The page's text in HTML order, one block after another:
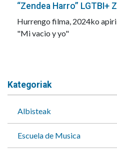
“Zendea Harro” LGTBI+
Hurrengo filma, 2024ko
"Mi vacio y yo"
Kategoriak
Albisteak
Escuela de Musica